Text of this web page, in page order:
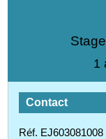
1
Contact
Réf. EJ603081008